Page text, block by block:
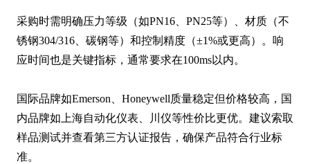
采购时需明确压力等级（如PN16、PN25等）、材质（不
锈钢304/316、碳钢等）和控制精度（±1%或更高）。响
应时间也是关键指标，通常要求在100ms以内。
国际品牌如Emerson、Honeywell质量稳定但价格较高，国
内品牌如上海自动化仪表、川仪等性价比更优。建议索取
样品测试并查看第三方认证报告，确保产品符合行业标
准。